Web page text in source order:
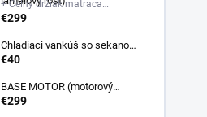
+ Čelný držiak matraca
plastový
€299
Chladiaci vankúš so sekanou
pamäťovou penou
€40
BASE MOTOR (motorový
latový rošt)
€299